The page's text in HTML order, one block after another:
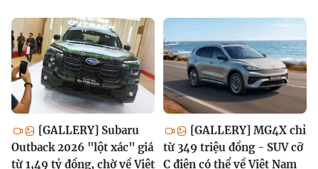
[GALLERY] Subaru
Outback 2026 "lột xác" giá
từ 1,49 tỷ đồng, chờ về Việt
[GALLERY] MG4X chỉ
từ 349 triệu đồng - SUV cỡ
C điện có thể về Việt Nam